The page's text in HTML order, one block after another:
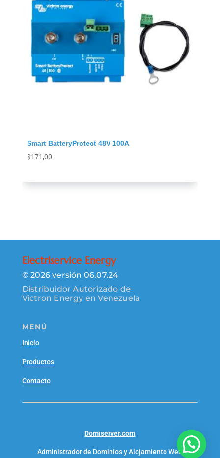
Smart BatteryProtect 48V 100A
$171,00
Electriservice Energy
© 2026 versión 06.07.24
Distribuidor Autorizado de
Victron Energy en Venezuela
MENÚ
Inicio
Productos
Contacto
Domiserver.com
Administrador de Dominios y Alojamiento Web